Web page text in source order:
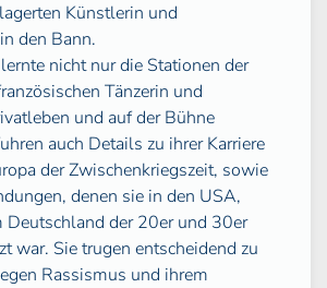
Künstlerin und
den Bann.
nicht nur die Stationen der
Tänzerin und
und auf der Bühne
auch Details zu ihrer Karriere
der Zwischenkriegszeit, sowie
denen sie in den USA,
Deutschland der 20er und 30er
war. Sie trugen entscheidend zu
Rassismus und ihrem